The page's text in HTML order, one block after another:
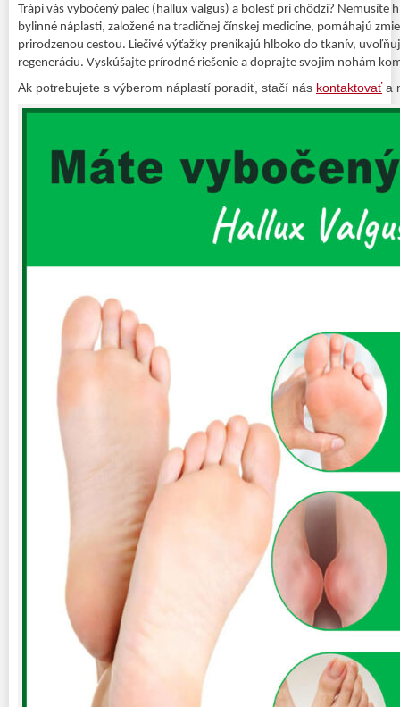
Trápi vás vybočený palec (hallux valgus) a bolesť pri chôdzi? Nemusíte
bylinné náplasti, založené na tradičnej čínskej medicíne, pomáhajú
prirodzenou cestou. Liečivé výťažky prenikajú hlboko do tkanív,
regeneráciu. Vyskúšajte prírodné riešenie a doprajte svojim nohám
Ak potrebujete s výberom náplastí poradiť, stačí nás kontaktovaťa